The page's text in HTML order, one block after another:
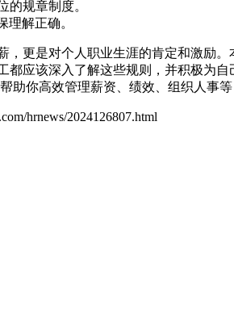
的规章制度。
解正确。
更是对个人职业生涯的肯定和激励
都应该深入了解这些规则，并积极为
帮助你高效管理薪资、绩效、组织人事
hrnews/2024126807.html